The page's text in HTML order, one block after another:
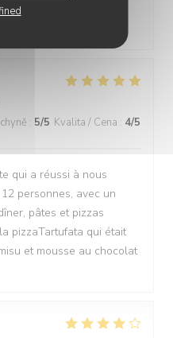
et service. Et bonne
: 5/5 Kvalita / Cena : 4/5
qui a réussi à nous
personnes, avec un
pâtes et pizzas
pizzaTartufata qui était
et mousse au chocolat